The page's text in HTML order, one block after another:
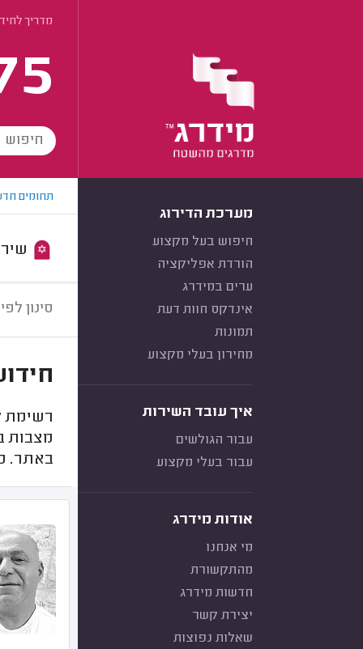
מדריך
מערכת הדירוג
חיפוש בעל מקצוע
הורדת אפליקציה
ערים במידרג
אינדקס חוות דעת
תמונות
מחירון בעלי מקצוע
איך עובד השירות
עבור הגולשים
עבור בעלי מקצוע
אודות מידרג
מי אנחנו
מהתקשורת
חדשות מידרג
יצירת קשר
שאלות נפוצות
תחומים
סינון
רשימת
מצבות
באתר.